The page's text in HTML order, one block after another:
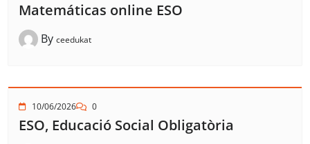
Matemáticas online ESO
By ceedukat
10/06/2026 0
ESO, Educació Social Obligatòria